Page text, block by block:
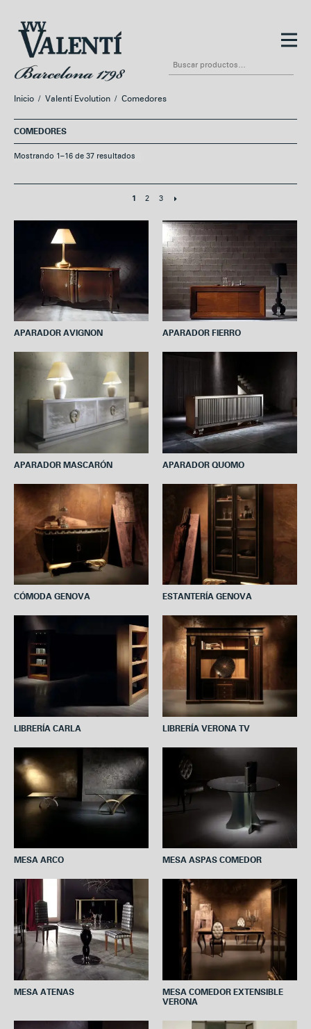
contenido
Inicio / Valentí Evolution / Comedores
COMEDORES
Mostrando 1–16 de 37 resultados
1 2 3
APARADOR AVIGNON APARADOR FIERRO
APARADOR MASCARÓN APARADOR QUOMO
CÓMODA GENOVA ESTANTERÍA GENOVA
LIBRERÍA CARLA LIBRERÍA VERONA TV
MESA ARCO MESA ASPAS COMEDOR
MESA ATENAS
MESA COMEDOR EXTENSIBLE
VERONA